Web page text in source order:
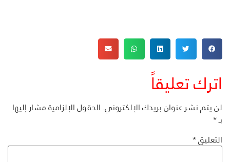
اترك تعليقاً
لن يتم نشر عنوان بريدك الإلكتروني.الحقول الإلزامية مشار إليها
بـ*
التعليق*